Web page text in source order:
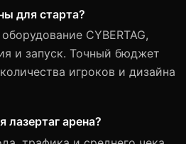
для старта?
CYBERTAG,
и запуск. Точный бюджет
игроков и дизайна
лазертаг арена?